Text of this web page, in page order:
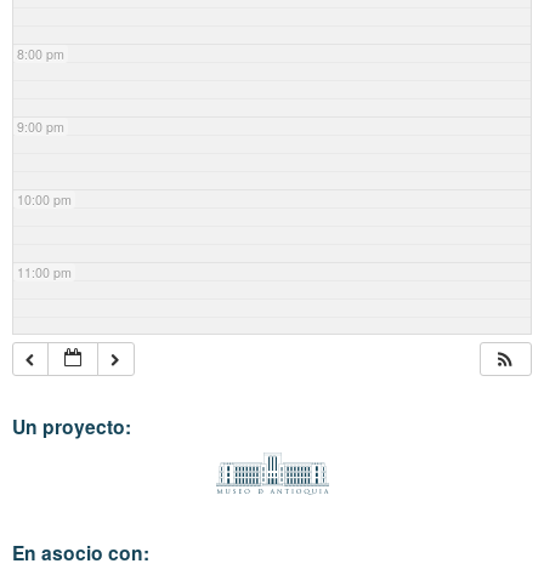
8:00 pm
9:00 pm
10:00 pm
11:00 pm
Un proyecto:
En asocio con: